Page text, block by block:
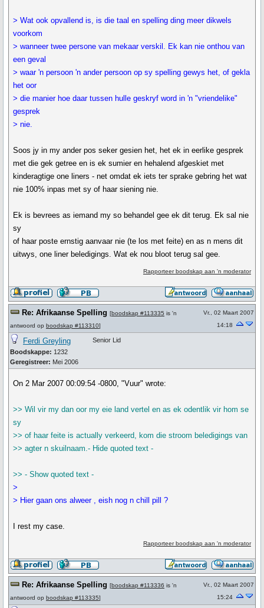
> Wat ook opvallend is, is die taal en spelling ding meer dikwels
voorkom
> wanneer twee persone van mekaar verskil. Ek kan nie onthou van
een geval
> waar 'n persoon 'n ander persoon op sy spelling gewys het, of gekla
het oor
> die manier hoe daar tussen hulle geskryf word in 'n "vriendelike"
gesprek
> nie.
Soos jy in my ander pos seker gesien het, het ek in eerlike gesprek
met die gek getree en is ek sumier en hehalend afgeskiet met
kinderagtige one liners - net omdat ek iets ter sprake gebring het wat
nie 100% inpas met sy of haar siening nie.
Ek is bevrees as iemand my so behandel gee ek dit terug. Ek sal nie
sy
of haar poste ernstig aanvaar nie (te los met feite) en as n mens dit
uitwys, one liner beledigings. Wat ek nou bloot terug sal gee.
Rapporteer boodskap aan 'n moderator
Re: Afrikaanse Spelling [boodskap #113335 is 'n
antwoord op boodskap #113310]
Vr., 02 Maart 2007
14:18
Ferdi Greyling
Boodskappe: 1232
Geregistreer: Mei 2006
Senior Lid
On 2 Mar 2007 00:09:54 -0800, "Vuur" wrote:
>> Wil vir my dan oor my eie land vertel en as ek odentlik vir hom se
sy
>> of haar feite is actually verkeerd, kom die stroom beledigings van
>> agter n skuilnaam.- Hide quoted text -
>> - Show quoted text -
>
> Hier gaan ons alweer , eish nog n chill pill ?
I rest my case.
Rapporteer boodskap aan 'n moderator
Re: Afrikaanse Spelling [boodskap #113336 is 'n
antwoord op boodskap #113335]
Vr., 02 Maart 2007
15:24